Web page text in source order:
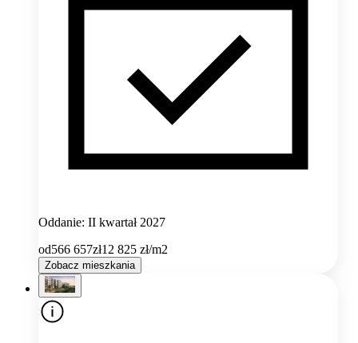
Oddanie: II kwartał 2027
od566 657zł12 825 zł/m2
Zobacz mieszkania